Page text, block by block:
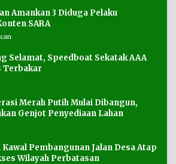
Amankan 3 Diduga Pelaku
SARA
Selamat, Speedboat Sekatak AAA
Terbakar
Merah Putih Mulai Dibangun,
Genjot Penyediaan Lahan
Kawal Pembangunan Jalan Desa Atap
Wilayah Perbatasan